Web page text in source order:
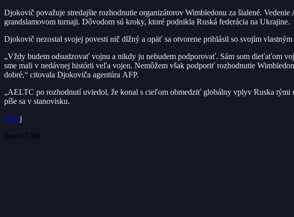
Djokovič považuje stredajšie rozhodnutie organizátorov Wimbledonu za šialené.
grandslamovom turnaji. Dôvodom sú kroky, ktoré podnikla Ruská federácia na Ukrajine.
Djokovič nezostal svojej povesti nič dlžný a opäť sa otvorene prihlásil so svojím
„Vždy budem odsudzovať vojnu a nikdy ju nebudem podporovať. Sám som dieťaťom
sme mali v nedávnej histórii veľa vojen. Nemôžem však podporiť rozhodnutie
dobré,“ citovala Djokoviča agentúra AFP.
„AELTC po rozhodnutí uviedol, že konal s cieľom obmedziť globálny vplyv Ruska tými
píše sa v stanovisku.
Zdroj
Pavol Tóth